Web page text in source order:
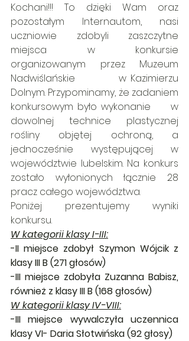
Kochani!!! To dzięki Wam oraz
pozostałym Internautom, nasi
uczniowie zdobyli zaszczytne
miejsca w konkursie
organizowanym przez Muzeum
Nadwiślańskie           w Kazimierzu
Dolnym. Przypominamy, że zadaniem
konkursowym było wykonanie     w
dowolnej technice plastycznej
rośliny objętej ochroną, a
jednocześnie występującej w
województwie lubelskim. Na konkurs
zostało wyłonionych łącznie 28
pracz całego województwa.
Poniżej prezentujemy wyniki
konkursu.
W kategorii klasy I-III:
-II miejsce zdobył Szymon Wójcik z
klasy III B (271 głosów)
-III miejsce zdobyła Zuzanna Babisz,
również z klasy III B (168 głosów)
W kategorii klasy IV-VIII:
-III miejsce wywalczyła uczennica
klasy VI- Daria Słotwińska (92 głosy)